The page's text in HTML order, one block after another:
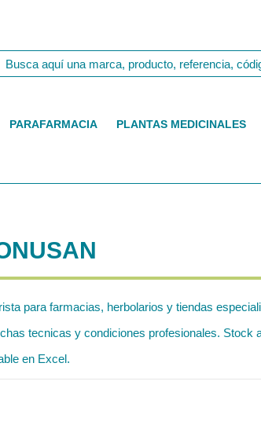
PARAFARMACIA PLANTAS MEDICINALES
para farmacias, herbolarios y tiendas
tecnicas y condiciones profesionales. Stock
en Excel.